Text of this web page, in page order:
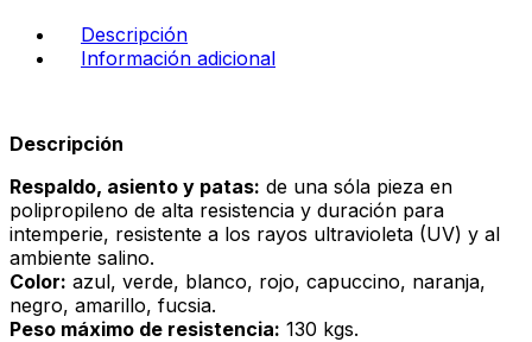
Descripción
Información adicional
Descripción
Respaldo, asiento y patas: de una sóla pieza en
polipropileno de alta resistencia y duración para
intemperie, resistente a los rayos ultravioleta (UV) y al
ambiente salino.
Color: azul, verde, blanco, rojo, capuccino, naranja,
negro, amarillo, fucsia.
Peso máximo de resistencia: 130 kgs.